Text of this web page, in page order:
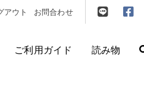
アウト お問合わせ
ご利用ガイド 読み物